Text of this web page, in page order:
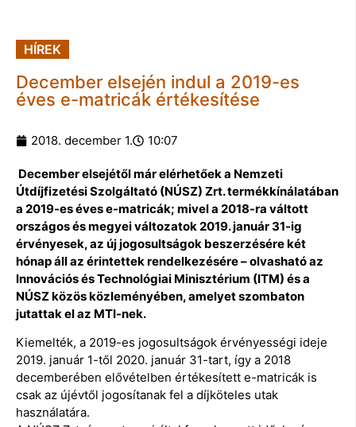
HÍREK
December elsején indul a 2019-es
éves e-matricák értékesítése
2018. december 1. 10:07
December elsejétől már elérhetőek a Nemzeti
Útdíjfizetési Szolgáltató (NÚSZ) Zrt. termékkínálatában
a 2019-es éves e-matricák; mivel a 2018-ra váltott
országos és megyei változatok 2019. január 31-ig
érvényesek, az új jogosultságok beszerzésére két
hónap áll az érintettek rendelkezésére – olvasható az
Innovációs és Technológiai Minisztérium (ITM) és a
NÚSZ közös közleményében, amelyet szombaton
jutattak el az MTI-nek.
Kiemelték, a 2019-es jogosultságok érvényességi ideje
2019. január 1-től 2020. január 31-tart, így a 2018
decemberében elővételben értékesített e-matricák is
csak az újévtől jogosítanak fel a díjköteles utak
használatára.